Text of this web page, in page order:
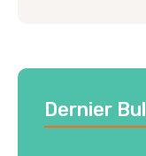
Dernier